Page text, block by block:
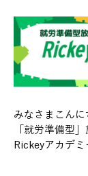
みなさまこんに
「就労準備型
Rickeyアカデミ